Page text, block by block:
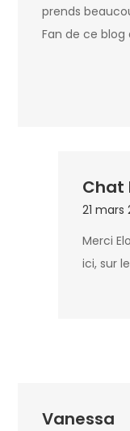
prends
Fan de ce blog
Chat
21 mars
Merci
ici, sur
Vanessa